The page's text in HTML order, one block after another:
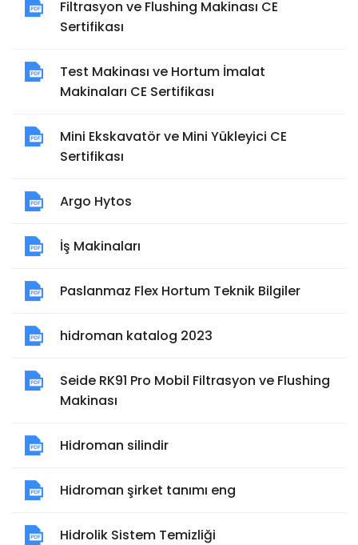
Filtrasyon ve Flushing Makinası CE
Sertifikası
Test Makinası ve Hortum İmalat
Makinaları CE Sertifikası
Mini Ekskavatör ve Mini Yükleyici CE
Sertifikası
Argo Hytos
İş Makinaları
Paslanmaz Flex Hortum Teknik Bilgiler
hidroman katalog 2023
Seide RK91 Pro Mobil Filtrasyon ve Flushing
Makinası
Hidroman silindir
Hidroman şirket tanımı eng
Hidrolik Sistem Temizliği